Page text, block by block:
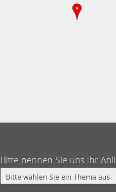
Bitte nennen Sie uns Ihr